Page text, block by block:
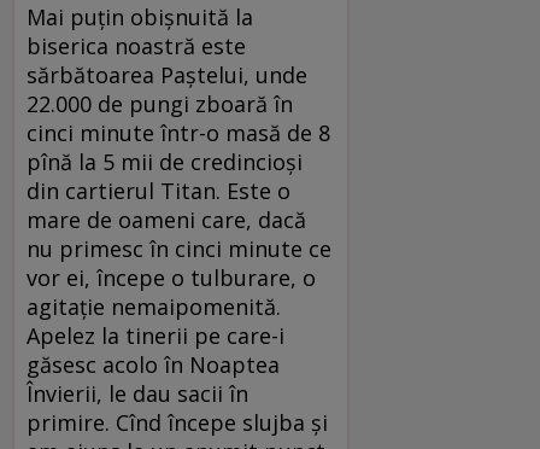
Mai puţin obişnuită la
biserica noastră este
sărbătoarea Paştelui, unde
22.000 de pungi zboară în
cinci minute într-o masă de 8
pînă la 5 mii de credincioşi
din cartierul Titan. Este o
mare de oameni care, dacă
nu primesc în cinci minute ce
vor ei, începe o tulburare, o
agitaţie nemaipomenită.
Apelez la tinerii pe care-i
găsesc acolo în Noaptea
Învierii, le dau sacii în
primire. Cînd începe slujba şi